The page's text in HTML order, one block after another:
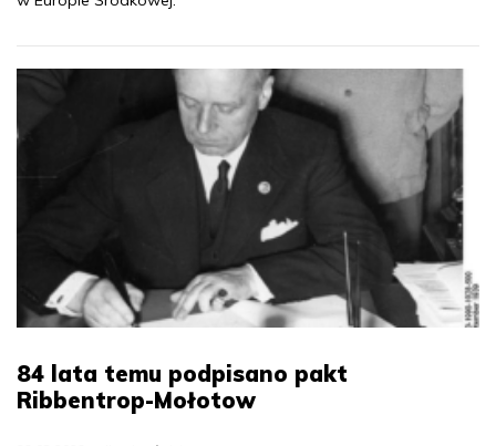
84 lata temu podpisano pakt
Ribbentrop-Mołotow